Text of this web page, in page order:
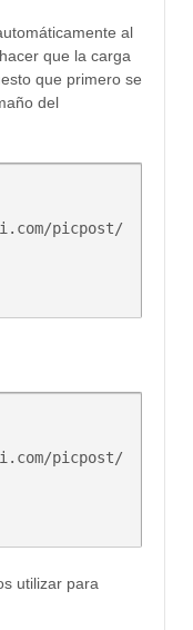
al
que la carga
que primero se
del
picpost/
picpost/
utilizar para